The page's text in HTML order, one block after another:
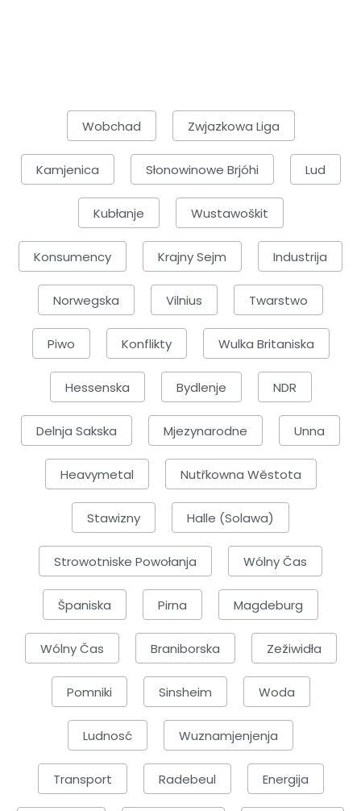
Wobchad Zwjazkowa Liga
Kamjenica Słonowinowe Brjóhi Lud
Kubłanje Wustawoškit
Konsumency Krajny Sejm Industrija
Norwegska Vilnius Twarstwo
Piwo Konflikty Wulka Britaniska
Hessenska Bydlenje NDR
Delnja Sakska Mjezynarodne Unna
Heavymetal Nutřkowna Wěstota
Stawizny Halle (Solawa)
Strowotniske Powołanja Wólny Čas
Španiska Pirna Magdeburg
Wólny Čas Braniborska Zežiwidła
Pomniki Sinsheim Woda
Ludnosć Wuznamjenjenja
Transport Radebeul Energija